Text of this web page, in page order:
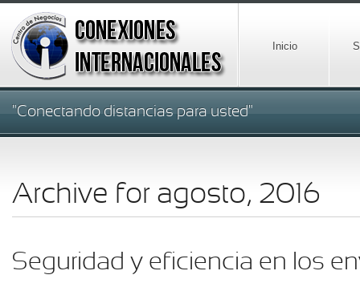
Inicio
"Conectando distancias para usted"
Archive for agosto, 2016
Seguridad y eficiencia en los